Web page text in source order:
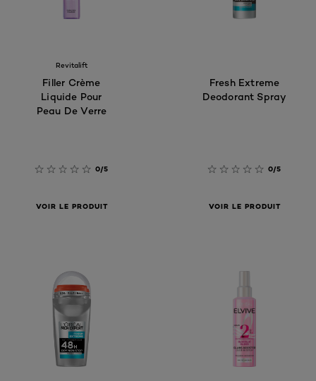
Revitalift
Filler Crème
Liquide Pour
Peau De Verre
0/5
VOIR LE PRODUIT
Fresh Extreme
Deodorant Spray
0/5
VOIR LE PRODUIT